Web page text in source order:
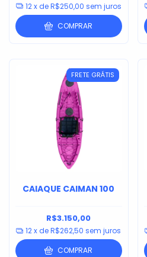
12x deR$250,00 sem juros
COMPRAR
FRETE GRÁTIS
CAIAQUE CAIMAN 100
R$3.150,00
12x deR$262,50 sem juros
COMPRAR